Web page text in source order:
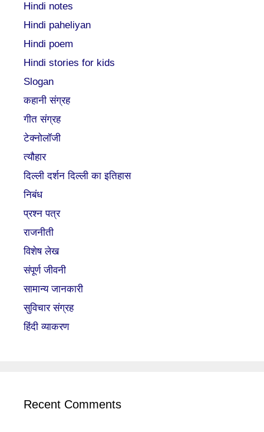
Hindi notes
Hindi paheliyan
Hindi poem
Hindi stories for kids
Slogan
कहानी संग्रह
गीत संग्रह
टेक्नोलॉजी
त्यौहार
दिल्ली दर्शन दिल्ली का इतिहास
निबंध
प्रश्न पत्र
राजनीती
विशेष लेख
संपूर्ण जीवनी
सामान्य जानकारी
सुविचार संग्रह
हिंदी व्याकरण
Recent Comments